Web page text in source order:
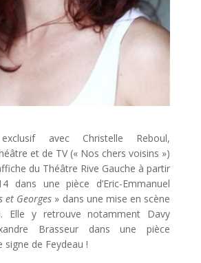
avec Christelle Reboul,
et de TV (« Nos chers voisins »)
du Théâtre Rive Gauche à partir
dans une pièce d’Eric-Emmanuel
et Georges » dans une mise en scène
Elle y retrouve notamment Davy
Brasseur dans une pièce
de Feydeau !